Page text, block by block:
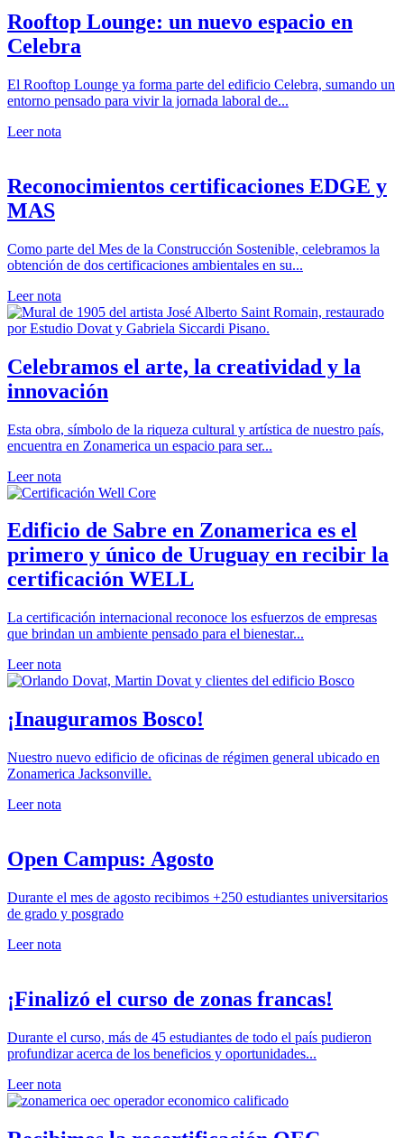
Rooftop Lounge: un nuevo espacio en
Celebra
El Rooftop Lounge ya forma parte del edificio Celebra, sumando un
entorno pensado para vivir la jornada laboral de...
Leer nota
Reconocimientos certificaciones EDGE y
MAS
Como parte del Mes de la Construcción Sostenible, celebramos la
obtención de dos certificaciones ambientales en su...
Leer nota
Celebramos el arte, la creatividad y la
innovación
Esta obra, símbolo de la riqueza cultural y artística de nuestro país,
encuentra en Zonamerica un espacio para ser...
Leer nota
Edificio de Sabre en Zonamerica es el
primero y único de Uruguay en recibir la
certificación WELL
La certificación internacional reconoce los esfuerzos de empresas
que brindan un ambiente pensado para el bienestar...
Leer nota
¡Inauguramos Bosco!
Nuestro nuevo edificio de oficinas de régimen general ubicado en
Zonamerica Jacksonville.
Leer nota
Open Campus: Agosto
Durante el mes de agosto recibimos +250 estudiantes universitarios
de grado y posgrado
Leer nota
¡Finalizó el curso de zonas francas!
Durante el curso, más de 45 estudiantes de todo el país pudieron
profundizar acerca de los beneficios y oportunidades...
Leer nota